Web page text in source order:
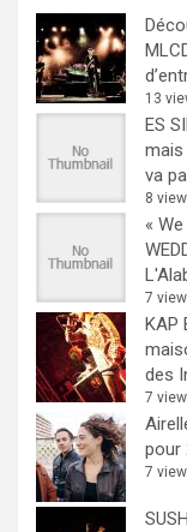
13
ES
mais
va
8
«
7
KAP
des
7
pour
7